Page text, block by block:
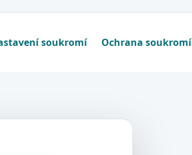
soukromí Ochrana soukromí